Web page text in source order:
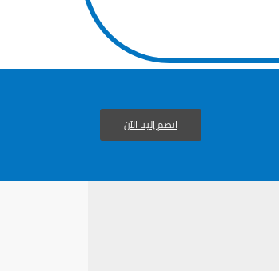
انضم إلينا الآن